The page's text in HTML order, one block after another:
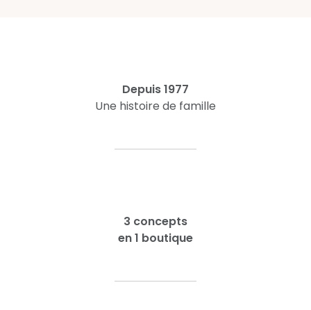
Depuis 1977
Une histoire de famille
3 concepts
en 1 boutique